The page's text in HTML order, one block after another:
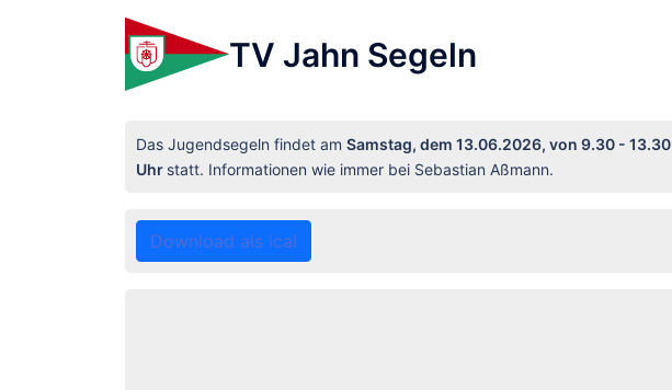
TV Jahn Segeln
Das Jugendsegeln findet am Samstag, dem 13.06.2026, von 9.30 - 13.30
Uhr statt. Informationen wie immer bei Sebastian Aßmann.
Download als ical